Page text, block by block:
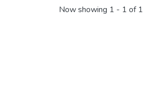
Now showing 1 - 1 of 1